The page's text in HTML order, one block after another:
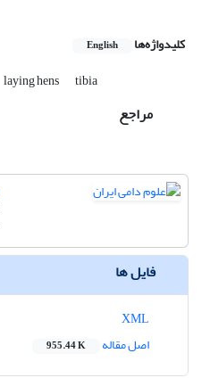
کلیدواژه‌ها English
laying hens tibia
مراجع
فایل ها
اصل مقاله
955.44 K